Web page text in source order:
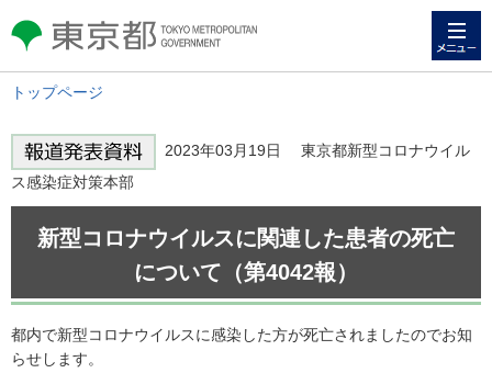
東京都 TOKYO METROPOLITAN
GOVERNMENT
トップページ
2023年03月19日 東京都新型コロナウイル
ス感染症対策本部
新型コロナウイルスに関連した患者の死亡
について（第4042報）
都内で新型コロナウイルスに感染した方が死亡されましたのでお知
らせします。